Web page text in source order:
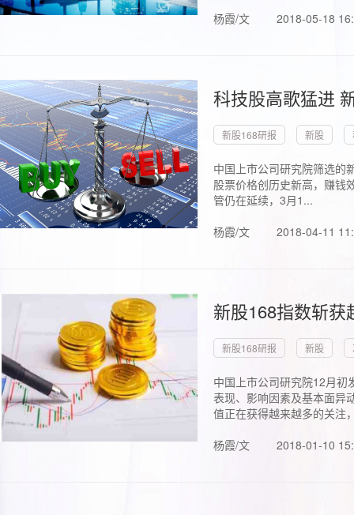
杨霞/文 2018-05-18
科技股高歌猛进
新股168研报 新股
中国上市公司研究院筛选的
股票价格创历史新高，赚钱
管仍在延续，3月1...
杨霞/文
2018-04-11
新股168指数斩
新股168研报 新股
中国上市公司研究院12月初
表现、影响因素及基本面异
值正在获得越来越多的关注
杨霞/文
2018-01-10